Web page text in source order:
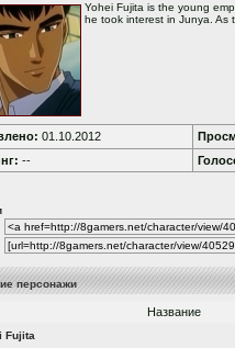
Yohei Fujita is the young
he took interest in Junya. As
01.10.2012
--
персонажи
Название
Fujita